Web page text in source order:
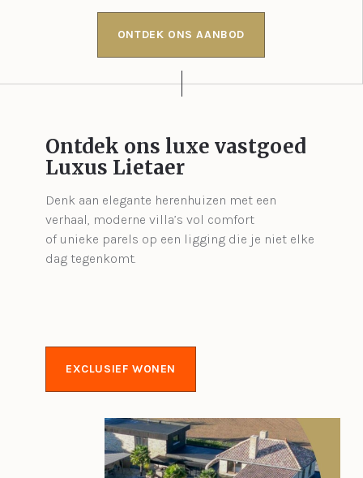
ONTDEK ONS AANBOD
Ontdek ons luxe vastgoed
Luxus Lietaer
Denk aan elegante herenhuizen met een
verhaal, moderne villa’s vol comfort
of unieke parels op een ligging die je niet elke
dag tegenkomt.
EXCLUSIEF WONEN